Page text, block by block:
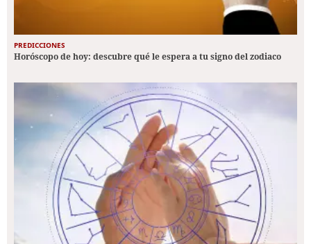
PREDICCIONES
Horóscopo de hoy: descubre qué le espera a tu signo del zodiaco